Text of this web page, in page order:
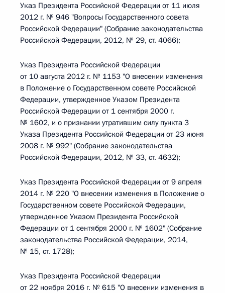
Указ Президента Российской Федерации от 11 июля
2012 г. № 946 "Вопросы Государственного совета
Российской Федерации" (Собрание законодательства
Российской Федерации, 2012, № 29, ст. 4066);
Указ Президента Российской Федерации
от 10 августа 2012 г. № 1153 "О внесении изменения
в Положение о Государственном совете Российской
Федерации, утвержденное Указом Президента
Российской Федерации от 1 сентября 2000 г.
№ 1602, и о признании утратившим силу пункта 3
Указа Президента Российской Федерации от 23 июня
2008 г. № 992" (Собрание законодательства
Российской Федерации, 2012, № 33, ст. 4632);
Указ Президента Российской Федерации от 9 апреля
2014 г. № 220 "О внесении изменения в Положение о
Государственном совете Российской Федерации,
утвержденное Указом Президента Российской
Федерации от 1 сентября 2000 г. № 1602" (Собрание
законодательства Российской Федерации, 2014,
№ 15, ст. 1728);
Указ Президента Российской Федерации
от 22 ноября 2016 г. № 615 "О внесении изменения в